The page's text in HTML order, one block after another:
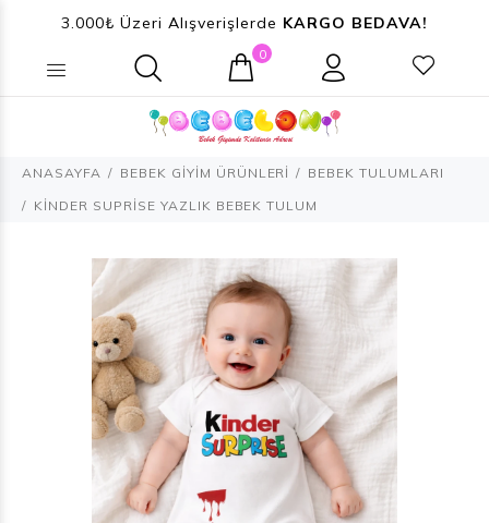
3.000₺ Üzeri Alışverişlerde KARGO BEDAVA!
Ne aramıştınız? (Ürün, Kategori ...)
0
ANASAYFA BEBEK GİYİM ÜRÜNLERİ
BEBEK TULUMLARI
KİNDER SUPRİSE YAZLIK BEBEK TULUM